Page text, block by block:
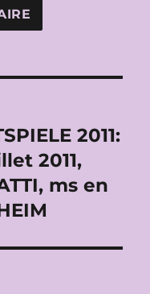
2011:
2011,
ms en